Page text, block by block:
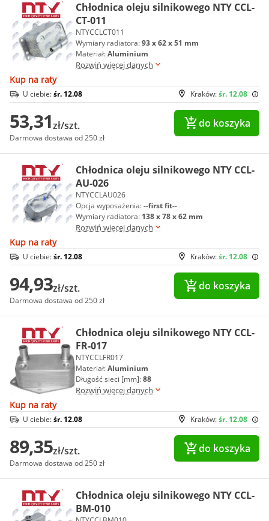
Chłodnica oleju silnikowego NTY CCL-
CT-011
NTYCCLCT011
Wymiary radiatora:93 x 62 x 51 mm
Materiał:Aluminium
Rozwiń więcej danych
Kup na raty
Kraków:śr. 12.08
U ciebie:śr. 12.08
53,31zł/szt.
Darmowa dostawa od 250 zł
do koszyka
Chłodnica oleju silnikowego NTY CCL-
AU-026
NTYCCLAU026
Opcja wyposażenia:--first fit--
Wymiary radiatora: 138 x 78 x 62 mm
Rozwiń więcej danych
Kup na raty
Kraków:śr. 12.08
U ciebie:śr. 12.08
94,93zł/szt.
Darmowa dostawa od 250 zł
do koszyka
Chłodnica oleju silnikowego NTY CCL-
FR-017
NTYCCLFR017
Materiał:Aluminium
Długość sieci [mm]:88
Rozwiń więcej danych
Kup na raty
Kraków:śr. 12.08
U ciebie:śr. 12.08
89,35zł/szt.
Darmowa dostawa od 250 zł
do koszyka
Chłodnica oleju silnikowego NTY CCL-
BM-010